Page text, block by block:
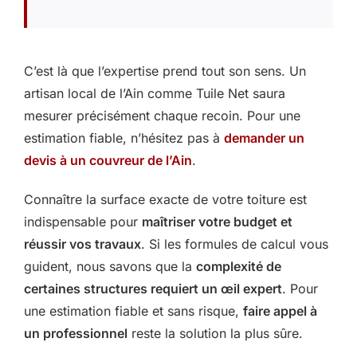
C’est là que l’expertise prend tout son sens. Un
artisan local de l’Ain comme Tuile Net saura
mesurer précisément chaque recoin. Pour une
estimation fiable, n’hésitez pas à demander un
devis à un couvreur de l’Ain.
Connaître la surface exacte de votre toiture est
indispensable pour maîtriser votre budget et
réussir vos travaux. Si les formules de calcul vous
guident, nous savons que la complexité de
certaines structures requiert un œil expert. Pour
une estimation fiable et sans risque, faire appel à
un professionnel reste la solution la plus sûre.